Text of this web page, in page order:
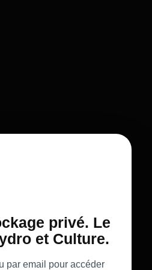
privé. Le
et Culture.
par email pour accéder